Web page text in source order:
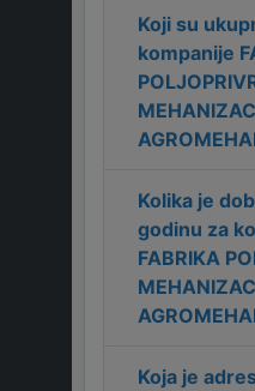
Koji su
kompanije
Kolika je
godinu za
FABRIKA
Koja je